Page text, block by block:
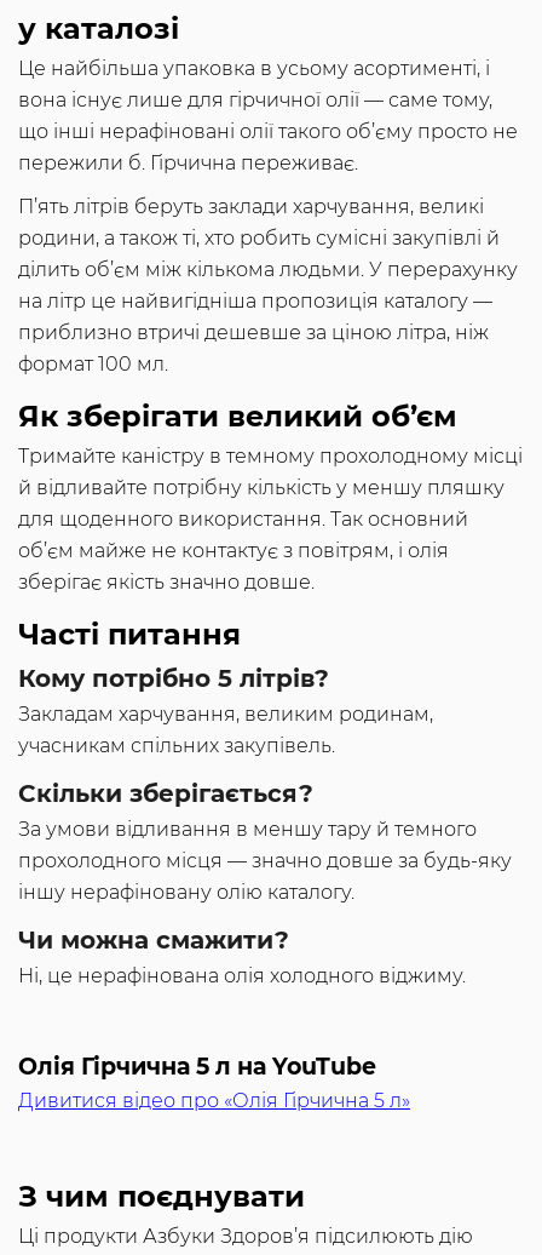
у каталозі
Це найбільша упаковка в усьому асортименті, і
вона існує лише для гірчичної олії — саме тому,
що інші нерафіновані олії такого об’єму просто не
пережили б. Гірчична переживає.
П’ять літрів беруть заклади харчування, великі
родини, а також ті, хто робить сумісні закупівлі й
ділить об’єм між кількома людьми. У перерахунку
на літр це найвигідніша пропозиція каталогу —
приблизно втричі дешевше за ціною літра, ніж
формат 100 мл.
Як зберігати великий об’єм
Тримайте каністру в темному прохолодному місці
й відливайте потрібну кількість у меншу пляшку
для щоденного використання. Так основний
об’єм майже не контактує з повітрям, і олія
зберігає якість значно довше.
Часті питання
Кому потрібно 5 літрів?
Закладам харчування, великим родинам,
учасникам спільних закупівель.
Скільки зберігається?
За умови відливання в меншу тару й темного
прохолодного місця — значно довше за будь-яку
іншу нерафіновану олію каталогу.
Чи можна смажити?
Ні, це нерафінована олія холодного віджиму.
Олія Гірчична 5 л на YouTube
Дивитися відео про «Олія Гірчична 5 л»
З чим поєднувати
Ці продукти Азбуки Здоров’я підсилюють дію